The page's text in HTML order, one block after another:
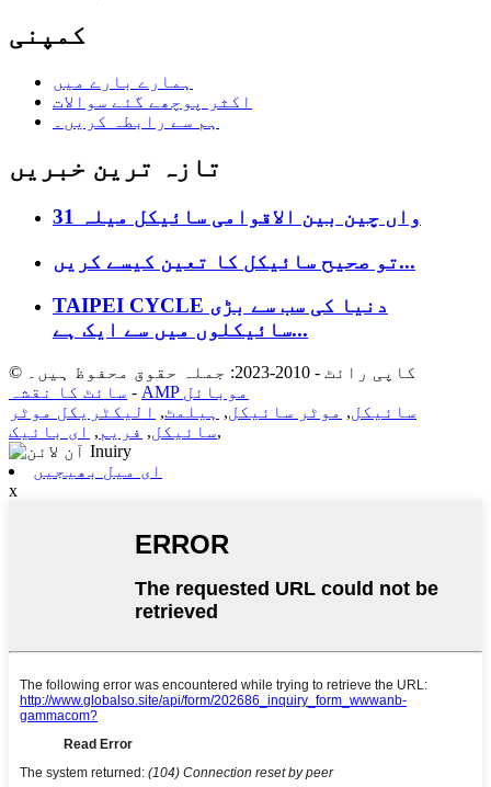
کمپنی
ہمارے بارے میں
اکثر پوچھے گئے سوالات
ہم سے رابطہ کریں۔
تازہ ترین خبریں
31 واں چین بین الاقوامی سائیکل میلہ
تو صحیح سائیکل کا تعین کیسے کریں...
TAIPEI CYCLE دنیا کی سب سے بڑی
سائیکلوں میں سے ایک ہے...
© کاپی رائٹ - 2010-2023: جملہ حقوق محفوظ ہیں۔
سائٹ کا نقشہ -
AMP موبائل
سائیکل, موٹر سائیکل, ہیلمٹ, الیکٹریکل موٹر
سائیکل, فریم , ای بائیک ,
ای میل بھیجیں
x